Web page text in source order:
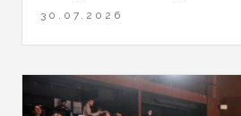
30.07.2026